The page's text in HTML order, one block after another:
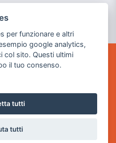
per funzionare e altri
google analytics,
col sito. Questi ultimi
il tuo consenso.
tutti
tutti